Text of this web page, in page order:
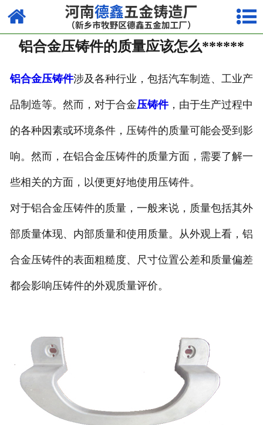
网站首页
走进我们
产品中心
荣誉资质
厂容厂貌
视频中心
铝合金压铸件的质量应该怎么******
铝合金压铸件涉及各种行业，包括汽车制造、工业产
品制造等。然而，对于合金压铸件，由于生产过程中
的各种因素或环境条件，压铸件的质量可能会受到影
响。然而，在铝合金压铸件的质量方面，需要了解一
些相关的方面，以便更好地使用压铸件。
对于铝合金压铸件的质量，一般来说，质量包括其外
部质量体现、内部质量和使用质量。从外观上看，铝
合金压铸件的表面粗糙度、尺寸位置公差和质量偏差
都会影响压铸件的外观质量评价。